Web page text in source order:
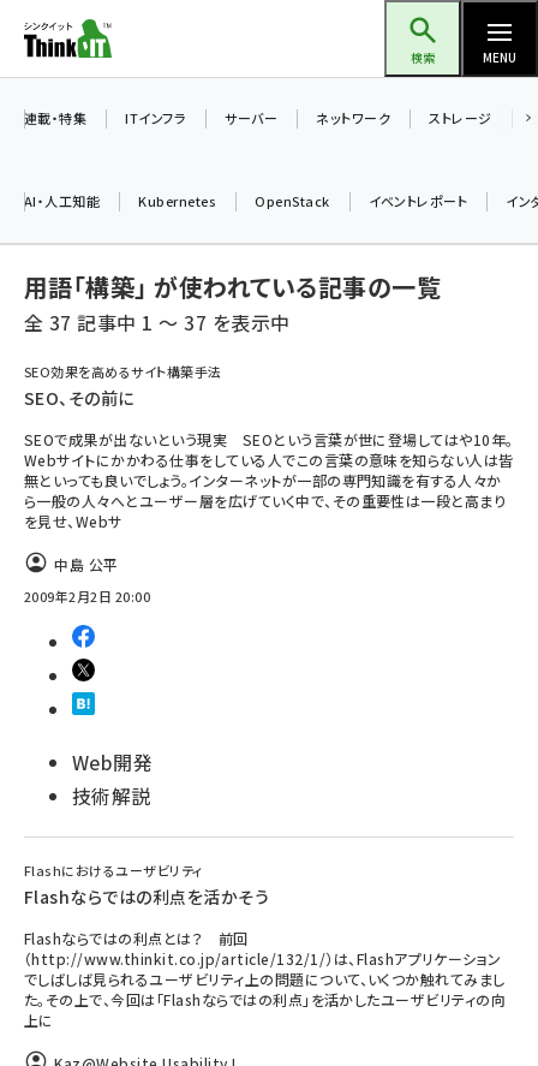
ン
ツ
検索 MENU
ai (2493)
加藤銘のチーム貢献～仲間と築いた勝利の絆～ (2314)
iot女子会 (2279)
北海道をのんびり旅する晴山佳須夫のヒント集！ (2034)
drupal (1955)
genai (1483)
連載・特集 ITインフラ サーバー ネットワーク ストレージ
AI・人工知能 Kubernetes OpenStack イベントレポート イン
用語「構築」 が使われている記事の一覧
全 37 記事中 1 ～ 37 を表示中
SEO効果を高めるサイト構築手法
SEO、その前に
SEOで成果が出ないという現実 SEOという言葉が世に登場してはや10年。
Webサイトにかかわる仕事をしている人でこの言葉の意味を知らない人は皆
無といっても良いでしょう。インターネットが一部の専門知識を有する人々か
ら一般の人々へとユーザー層を広げていく中で、その重要性は一段と高まり
を見せ、Webサ
中島 公平
2009年2月2日 20:00
Web開発
技術解説
Flashにおけるユーザビリティ
Flashならではの利点を活かそう
Flashならではの利点とは？ 前回
（http://www.thinkit.co.jp/article/132/1/）は、Flashアプリケーション
でしばしば見られるユーザビリティ上の問題について、いくつか触れてみまし
た。その上で、今回は「Flashならではの利点」を活かしたユーザビリティの向
上に